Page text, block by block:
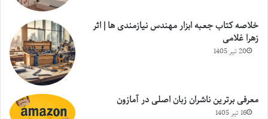
خلاصه کتاب جعبه ابزار مهندس نیازمندی ها | اثر
زهرا غلامی
20 تیر 1405
معرفی برترین ناشران زبان اصلی در آمازون
16 تیر 1405